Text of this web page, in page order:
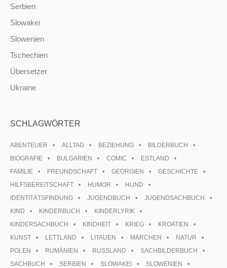
Serbien
Slowakei
Slowenien
Tschechien
Übersetzer
Ukraine
SCHLAGWÖRTER
ABENTEUER ALLTAG BEZIEHUNG
BILDERBUCH
BIOGRAFIE
BULGARIEN COMIC
ESTLAND
FAMILIE
FREUNDSCHAFT GEORGIEN
GESCHICHTE
HILFSBEREITSCHAFT
HUMOR
HUND
IDENTITÄTSFINDUNG
JUGENDBUCH
JUGENDSACHBUCH
KIND
KINDERBUCH
KINDERLYRIK
KINDERSACHBUCH
KINDHEIT KRIEG
KROATIEN
KUNST
LETTLAND LITAUEN MÄRCHEN
NATUR
POLEN
RUMÄNIEN RUSSLAND
SACHBILDERBUCH
SACHBUCH
SERBIEN SLOWAKEI
SLOWENIEN